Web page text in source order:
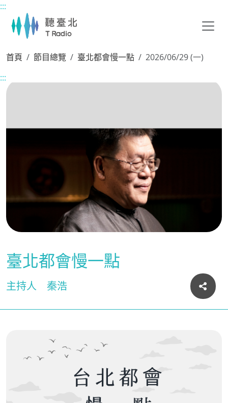
主要內容區塊
:::
首頁 節目總覽 臺北都會慢一點
2026/06/29 (一)
:::
臺北都會慢一點
主持人 秦浩